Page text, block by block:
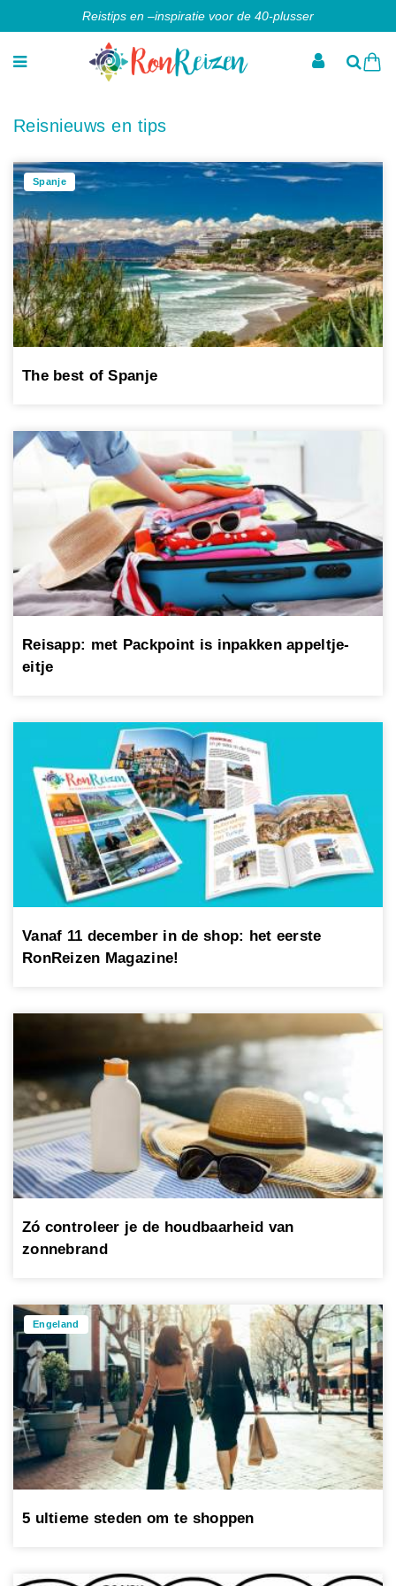
Reistips en –inspiratie voor de 40-plusser
Reisnieuws en tips
Spanje
The best of Spanje
Reisapp: met Packpoint is inpakken appeltje-
eitje
Vanaf 11 december in de shop: het eerste
RonReizen Magazine!
Zó controleer je de houdbaarheid van
zonnebrand
Engeland
5 ultieme steden om te shoppen